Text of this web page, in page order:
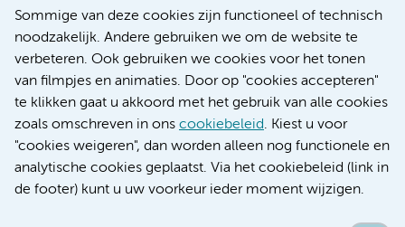
Sommige van deze cookies zijn functioneel of technisch
noodzakelijk. Andere gebruiken we om de website te
verbeteren. Ook gebruiken we cookies voor het tonen
van filmpjes en animaties. Door op "cookies accepteren"
te klikken gaat u akkoord met het gebruik van alle cookies
zoals omschreven in ons cookiebeleid. Kiest u voor
"cookies weigeren", dan worden alleen nog functionele en
analytische cookies geplaatst. Via het cookiebeleid (link in
de footer) kunt u uw voorkeur ieder moment wijzigen.
Research
Educatie locatie AMC
Educatie locatie VUmc
Verwijzen & diagnostiek